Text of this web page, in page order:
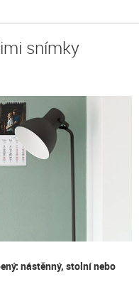
snímky
nástěnný, stolní nebo